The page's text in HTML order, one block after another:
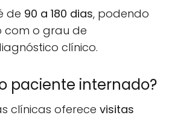
de 90 a 180 dias, podendo
o grau de
clínico.
paciente internado?
clínicas oferece visitas